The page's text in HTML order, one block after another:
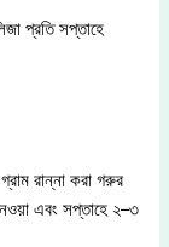
প্রতি সপ্তাহে
রান্না করা গরুর
এবং সপ্তাহে ২–৩